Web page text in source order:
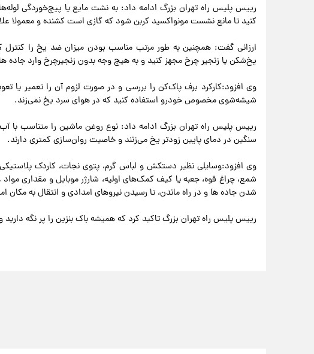
رییس پلیس راه تهران بزرگ ادامه داد: به نشت مایع یا پیچ‌خوردگی
کنید تا مانع نشست مونواکسید کربن شود که گازی است کشنده و معمولا
ارزانی گفت: همچنین به طور مرتب مناسب بودن میزان ضد یخ را
یخ‌شکن یا زنجیر چرخ مجهز کنید و به هیچ وجه بدون زنجیرچرخ وارد جاده
وی افزود:کارکرد برف پاک‌کن را بررسی و در صورت لزوم آن را تعمیر
شیشه‌شوی مخصوص خودرو استفاده کنید که در هوای سرد یخ نمی‌زند.
رییس پلیس راه تهران بزرگ ادامه داد: نوع روغن ماشین را متناسب
سنگین در دمای پایین زودتر یخ می‌زنند و خاصیت روان‌سازی کمتری دارند.
وی افزود:وسایلی نظیر دستکش و لباس گرم، پتوی نجات، کاردک
شمع، چراغ قوه، جعبه یا کیف کمک‌های اولیه، شارژر موبایل و مقداری
شدن جاده ها و در راه ماندن، تا رسیدن نیروهای امدادی و انتقال به مکان
رییس پلیس راه تهران بزرگ تاکید کرد که همیشه باک بنزین را پر نگه دارید